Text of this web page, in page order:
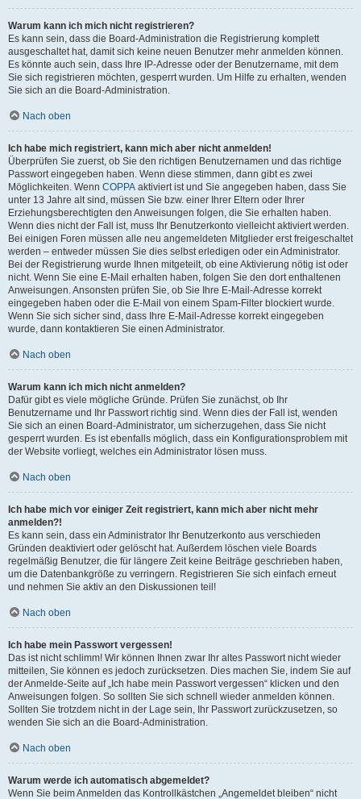
Warum kann ich mich nicht registrieren?
Es kann sein, dass die Board-Administration die Registrierung komplett
ausgeschaltet hat, damit sich keine neuen Benutzer mehr anmelden können.
Es könnte auch sein, dass Ihre IP-Adresse oder der Benutzername, mit dem
Sie sich registrieren möchten, gesperrt wurden. Um Hilfe zu erhalten, wenden
Sie sich an die Board-Administration.
Nach oben
Ich habe mich registriert, kann mich aber nicht anmelden!
Überprüfen Sie zuerst, ob Sie den richtigen Benutzernamen und das richtige
Passwort eingegeben haben. Wenn diese stimmen, dann gibt es zwei
Möglichkeiten. Wenn COPPA aktiviert ist und Sie angegeben haben, dass Sie
unter 13 Jahre alt sind, müssen Sie bzw. einer Ihrer Eltern oder Ihrer
Erziehungsberechtigten den Anweisungen folgen, die Sie erhalten haben.
Wenn dies nicht der Fall ist, muss Ihr Benutzerkonto vielleicht aktiviert werden.
Bei einigen Foren müssen alle neu angemeldeten Mitglieder erst freigeschaltet
werden – entweder müssen Sie dies selbst erledigen oder ein Administrator.
Bei der Registrierung wurde Ihnen mitgeteilt, ob eine Aktivierung nötig ist oder
nicht. Wenn Sie eine E-Mail erhalten haben, folgen Sie den dort enthaltenen
Anweisungen. Ansonsten prüfen Sie, ob Sie Ihre E-Mail-Adresse korrekt
eingegeben haben oder die E-Mail von einem Spam-Filter blockiert wurde.
Wenn Sie sich sicher sind, dass Ihre E-Mail-Adresse korrekt eingegeben
wurde, dann kontaktieren Sie einen Administrator.
Nach oben
Warum kann ich mich nicht anmelden?
Dafür gibt es viele mögliche Gründe. Prüfen Sie zunächst, ob Ihr
Benutzername und Ihr Passwort richtig sind. Wenn dies der Fall ist, wenden
Sie sich an einen Board-Administrator, um sicherzugehen, dass Sie nicht
gesperrt wurden. Es ist ebenfalls möglich, dass ein Konfigurationsproblem mit
der Website vorliegt, welches ein Administrator lösen muss.
Nach oben
Ich habe mich vor einiger Zeit registriert, kann mich aber nicht mehr
anmelden?!
Es kann sein, dass ein Administrator Ihr Benutzerkonto aus verschieden
Gründen deaktiviert oder gelöscht hat. Außerdem löschen viele Boards
regelmäßig Benutzer, die für längere Zeit keine Beiträge geschrieben haben,
um die Datenbankgröße zu verringern. Registrieren Sie sich einfach erneut
und nehmen Sie aktiv an den Diskussionen teil!
Nach oben
Ich habe mein Passwort vergessen!
Das ist nicht schlimm! Wir können Ihnen zwar Ihr altes Passwort nicht wieder
mitteilen, Sie können es jedoch zurücksetzen. Dies machen Sie, indem Sie auf
der Anmelde-Seite auf „Ich habe mein Passwort vergessen“ klicken und den
Anweisungen folgen. So sollten Sie sich schnell wieder anmelden können.
Sollten Sie trotzdem nicht in der Lage sein, Ihr Passwort zurückzusetzen, so
wenden Sie sich an die Board-Administration.
Nach oben
Warum werde ich automatisch abgemeldet?
Wenn Sie beim Anmelden das Kontrollkästchen „Angemeldet bleiben“ nicht